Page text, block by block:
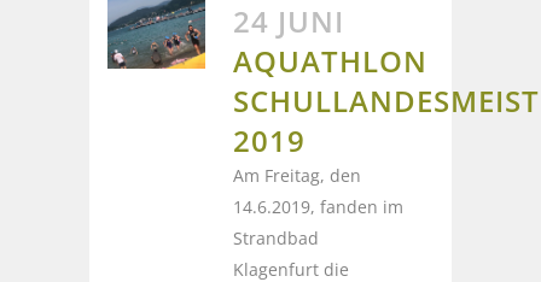
24 JUNI
AQUATHLON
2019
Am Freitag, den
14.6.2019, fanden im
Strandbad
Klagenfurt die